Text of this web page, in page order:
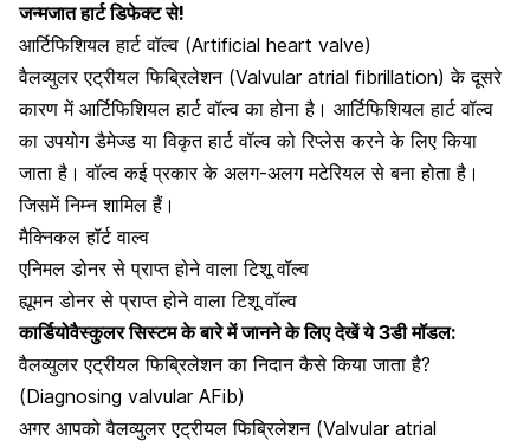
जन्मजात हार्ट डिफेक्ट से!
आर्टिफिशियल हार्ट वॉल्व (Artificial heart valve)
वैलव्युलर एट्रीयल फिब्रिलेशन (Valvular atrial fibrillation) के दूसरे
कारण में आर्टिफिशियल हार्ट वॉल्व का होना है। आर्टिफिशियल हार्ट वॉल्व
का उपयोग डैमेज्ड या विकृत हार्ट वॉल्व को रिप्लेस करने के लिए किया
जाता है। वॉल्व कई प्रकार के अलग-अलग मटेरियल से बना होता है।
जिसमें निम्न शामिल हैं।
मैक्निकल हॉर्ट वाल्व
एनिमल डोनर से प्राप्त होने वाला टिशू वॉल्व
ह्यूमन डोनर से प्राप्त होने वाला टिशू वॉल्व
कार्डियोवैस्कुलर सिस्टम के बारे में जानने के लिए देखें ये 3डी मॉडल:
वैलव्युलर एट्रीयल फिब्रिलेशन का निदान कैसे किया जाता है?
(Diagnosing valvular AFib)
अगर आपको वैलव्युलर एट्रीयल फिब्रिलेशन (Valvular atrial